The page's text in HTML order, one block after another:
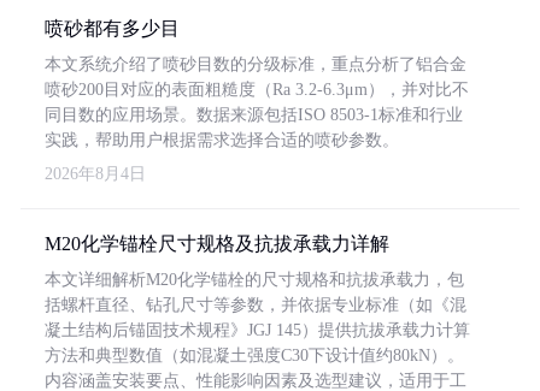
喷砂都有多少目
本文系统介绍了喷砂目数的分级标准，重点分析了铝合金
喷砂200目对应的表面粗糙度（Ra 3.2-6.3μm），并对比不
同目数的应用场景。数据来源包括ISO 8503-1标准和行业
实践，帮助用户根据需求选择合适的喷砂参数。
2026年8月4日
M20化学锚栓尺寸规格及抗拔承载力详解
本文详细解析M20化学锚栓的尺寸规格和抗拔承载力，包
括螺杆直径、钻孔尺寸等参数，并依据专业标准（如《混
凝土结构后锚固技术规程》JGJ 145）提供抗拔承载力计算
方法和典型数值（如混凝土强度C30下设计值约80kN）。
内容涵盖安装要点、性能影响因素及选型建议，适用于工